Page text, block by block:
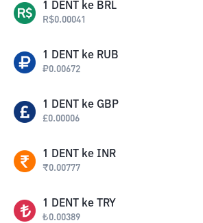
1 DENT ke BRL
R$0.00041
1 DENT ke RUB
₽0.00672
1 DENT ke GBP
£0.00006
1 DENT ke INR
₹0.00777
1 DENT ke TRY
₺0.00389